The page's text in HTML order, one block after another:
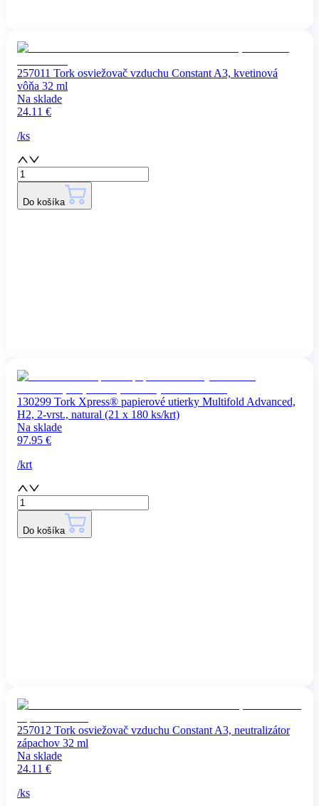
257011 Tork osviežovač vzduchu Constant A3, kvetinová
vôňa 32 ml
Na sklade
24.11 €
/ks
Do košíka
130299 Tork Xpress® papierové utierky Multifold Advanced,
H2, 2-vrst., natural (21 x 180 ks/krt)
Na sklade
97.95 €
/krt
Do košíka
257012 Tork osviežovač vzduchu Constant A3, neutralizátor
zápachov 32 ml
Na sklade
24.11 €
/ks